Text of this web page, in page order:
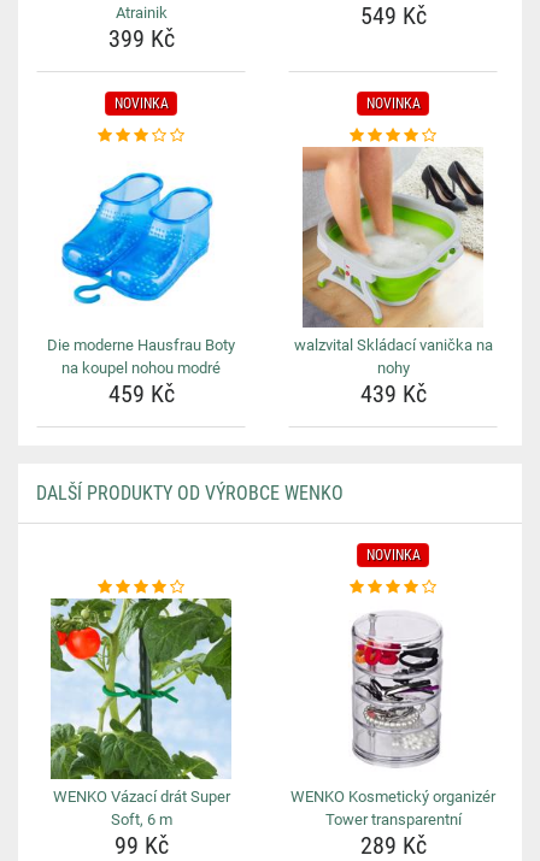
Atrainik
399 Kč
549 Kč
NOVINKA
Die moderne Hausfrau Boty
na koupel nohou modré
459 Kč
NOVINKA
walzvital Skládací vanička na
nohy
439 Kč
DALŠÍ PRODUKTY OD VÝROBCE WENKO
WENKO Vázací drát Super
Soft, 6 m
99 Kč
NOVINKA
WENKO Kosmetický organizér
Tower transparentní
289 Kč